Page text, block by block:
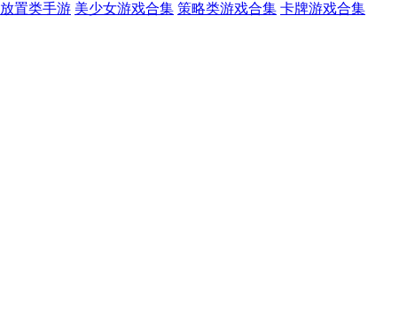
放置类手游 美少女游戏合集 策略类游戏合集 卡牌游戏合集